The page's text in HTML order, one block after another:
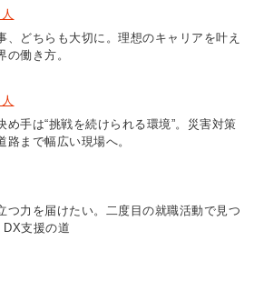
、どちらも大切に。理想のキャリアを叶え
の働き方。
め手は“挑戦を続けられる環境”。災害対策
路まで幅広い現場へ。
つ力を届けたい。二度目の就職活動で見つ
DX支援の道